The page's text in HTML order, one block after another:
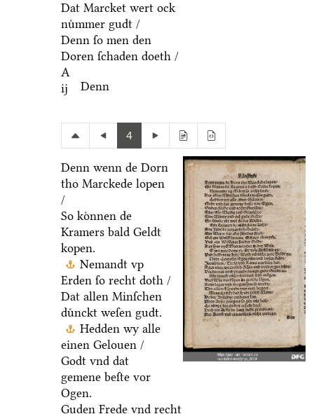
Dat Marcket wert ock
nuͤmmer gudt /
Denn ſo men den
Doren ſchaden doeth /
A
ij
Denn
4
Denn wenn de Dorn
tho Marckede lopen
/
So koͤnnen de
Kramers bald Geldt
kopen.
Nemandt vp
Erden ſo recht doth /
Dat allen Minſchen
duͤnckt weſen gudt.
Hedden wy alle
einen Gelouen /
Godt vnd dat
gemene beſte vor
Ogen.
Guden Frede vnd recht